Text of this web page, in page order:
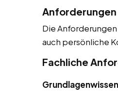
Anforderungen
Die
auch persönliche
Fachliche